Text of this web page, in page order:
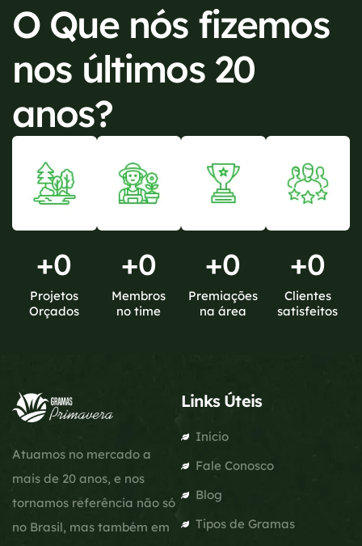
O Que nós fizemos
nos últimos 20
anos?
+0
Projetos
Orçados
+0
Membros
no time
+0
Premiações
na área
+0
Clientes
satisfeitos
Atuamos no mercado a
mais de 20 anos, e nos
tornamos referência não só
no Brasil, mas também em
Links Úteis
Início
Fale Conosco
Blog
Tipos de Gramas